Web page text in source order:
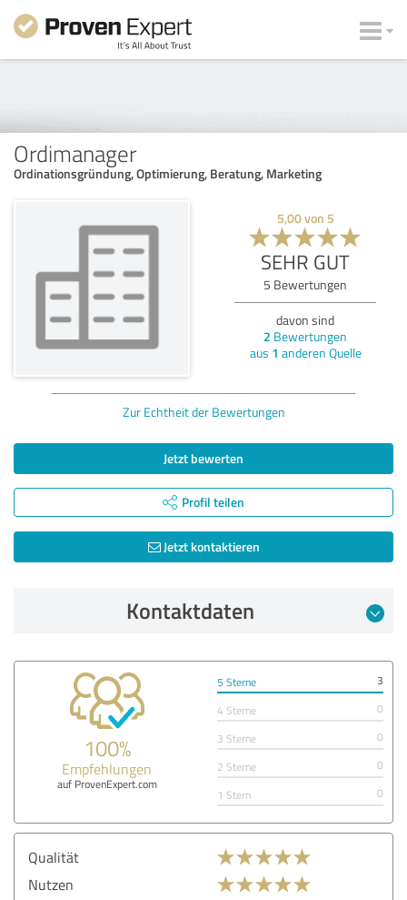
Ordimanager
Ordinationsgründung, Optimierung, Beratung, Marketing
5,00von 5
SEHR GUT
5 Bewertungen
davon sind
2 Bewertungen
aus 1 anderen Quelle
Zur Echtheit der Bewertungen
Jetzt bewerten
Profil teilen
Jetzt kontaktieren
Kontaktdaten
100%
Empfehlungen
auf ProvenExpert.com
5 Sterne
3
4 Sterne
0
3 Sterne
0
2 Sterne
0
1 Stern
0
Qualität
Nutzen